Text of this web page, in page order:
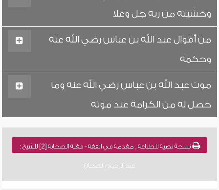
وخشيته من ربه جل وعلا
من أقوال عبد الله بن عباس رضي الله عنه
وحكمه
موت عبد الله بن عباس رضي الله عنه وما
حصل له من الكرامة عند موته
نسخة نصية للطباعة , مقدمة في الفقه - فقيه الصحابة [2] للشيخ :
عبد الرحيم الطحان